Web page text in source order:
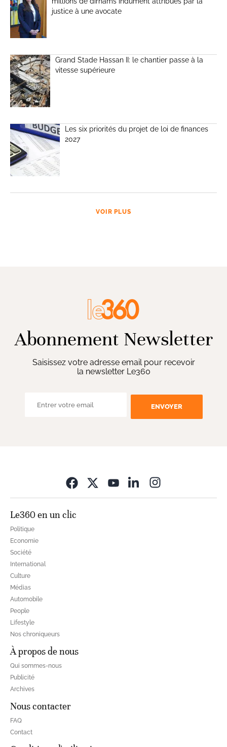
justice à une avocate
Grand Stade Hassan II: le chantier passe à la
vitesse supérieure
Les six priorités du projet de loi de finances
2027
VOIR PLUS
Abonnement Newsletter
Saisissez votre adresse email pour recevoir
la newsletter Le360
ENVOYER
Le360 en un clic
Politique
Economie
Société
International
Culture
Médias
Automobile
People
Lifestyle
Nos chroniqueurs
À propos de nous
Qui sommes-nous
Publicité
Archives
Nous contacter
FAQ
Contact